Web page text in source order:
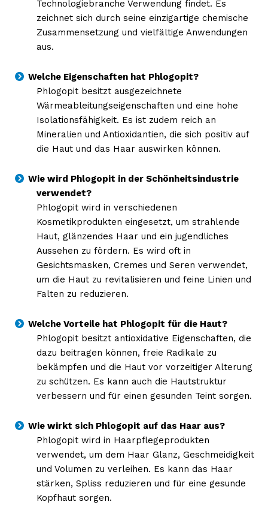
Technologiebranche Verwendung findet. Es
zeichnet sich durch seine einzigartige chemische
Zusammensetzung und vielfältige Anwendungen
aus.
Welche Eigenschaften hat Phlogopit?
Phlogopit besitzt ausgezeichnete
Wärmeableitungseigenschaften und eine hohe
Isolationsfähigkeit. Es ist zudem reich an
Mineralien und Antioxidantien, die sich positiv auf
die Haut und das Haar auswirken können.
Wie wird Phlogopit in der Schönheitsindustrie
verwendet?
Phlogopit wird in verschiedenen
Kosmetikprodukten eingesetzt, um strahlende
Haut, glänzendes Haar und ein jugendliches
Aussehen zu fördern. Es wird oft in
Gesichtsmasken, Cremes und Seren verwendet,
um die Haut zu revitalisieren und feine Linien und
Falten zu reduzieren.
Welche Vorteile hat Phlogopit für die Haut?
Phlogopit besitzt antioxidative Eigenschaften, die
dazu beitragen können, freie Radikale zu
bekämpfen und die Haut vor vorzeitiger Alterung
zu schützen. Es kann auch die Hautstruktur
verbessern und für einen gesunden Teint sorgen.
Wie wirkt sich Phlogopit auf das Haar aus?
Phlogopit wird in Haarpflegeprodukten
verwendet, um dem Haar Glanz, Geschmeidigkeit
und Volumen zu verleihen. Es kann das Haar
stärken, Spliss reduzieren und für eine gesunde
Kopfhaut sorgen.